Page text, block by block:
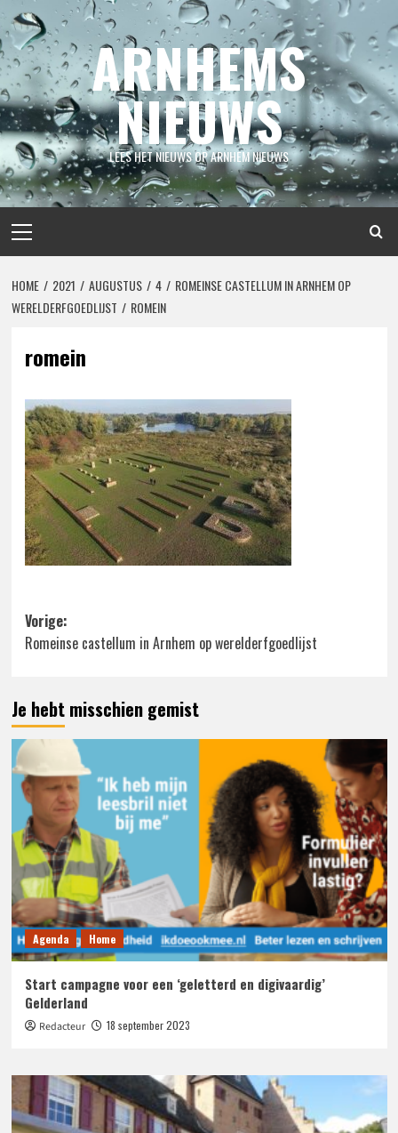
Spring
naar
inhoud
ARNHEMS
NIEUWS
LEES HET NIEUWS OP ARNHEM NIEUWS
menu
HOME 2021 AUGUSTUS 4
ROMEINSE CASTELLUM IN ARNHEM OP
WERELDERFGOEDLIJST
ROMEIN
romein
Bericht
navigatie
Vorige:
Romeinse castellum in Arnhem op werelderfgoedlijst
Je hebt misschien gemist
Agenda Home
Start campagne voor een ‘geletterd en digivaardig’
Gelderland
Redacteur 18 september 2023